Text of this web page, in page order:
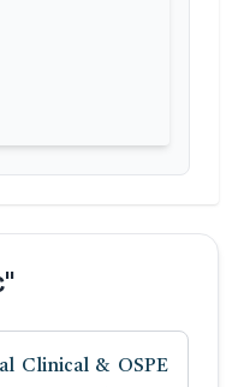
Clinical & OSPE